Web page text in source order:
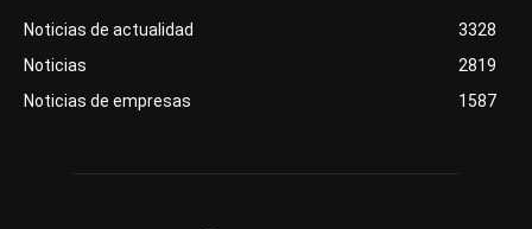
Noticias de actualidad
3328
Noticias
2819
Noticias de empresas
1587